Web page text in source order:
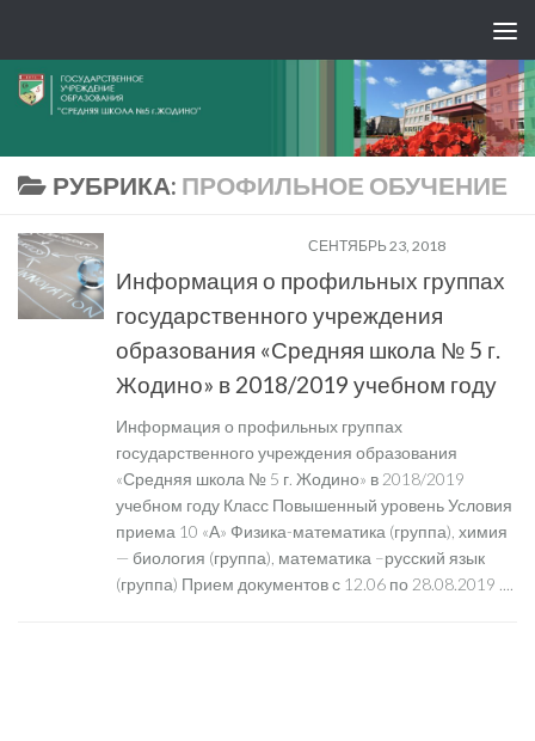
РУБРИКА: ПРОФИЛЬНОЕ ОБУЧЕНИЕ
СЕНТЯБРЬ 23, 2018
Информация о профильных группах
государственного учреждения
образования «Средняя школа № 5 г.
Жодино» в 2018/2019 учебном году
Информация о профильных группах
государственного учреждения образования
«Средняя школа № 5 г. Жодино» в 2018/2019
учебном году Класс Повышенный уровень Условия
приема 10 «А» Физика-математика (группа), химия
— биология (группа), математика –русский язык
(группа) Прием документов с 12.06 по 28.08.2019 ....